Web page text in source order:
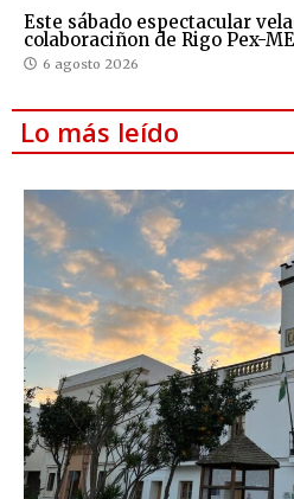
Este sábado espectacular
colaboraciñon de Rigo Pex-
6 agosto 2026
Lo más leído